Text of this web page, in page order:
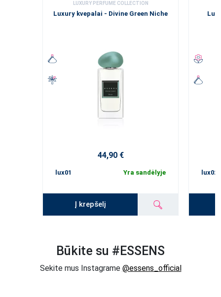
LUXURY PERFUME COLLECTION
Luxury kvepalai - Divine Green Niche
44,90 €
lux01 Yra sandėlyje
Į krepšelį
lux02
Būkite su #ESSENS
Sekite mus Instagrame @essens_official